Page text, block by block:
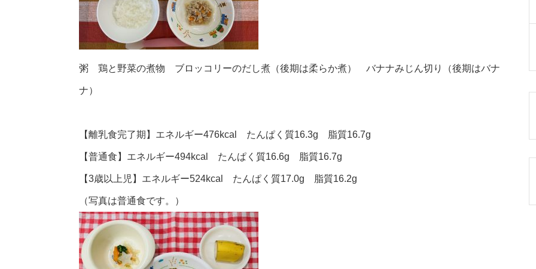
粥 鶏と野菜の煮物 ブロッコリーのだし煮（後期は柔らか煮） バナナみじん切り（後期はバナ
ナ）
【離乳食完了期】エネルギー476kcal たんぱく質16.3g 脂質16.7g
【普通食】エネルギー494kcal たんぱく質16.6g 脂質16.7g
【3歳以上児】エネルギー524kcal たんぱく質17.0g 脂質16.2g
（写真は普通食です。）